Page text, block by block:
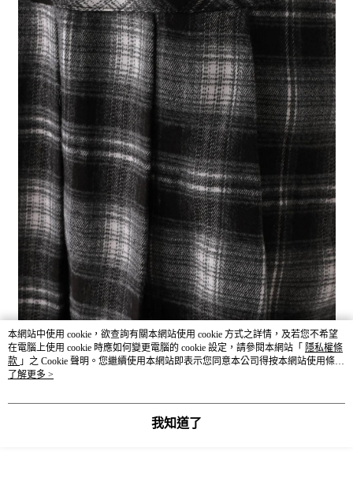
本網站中使用 cookie，欲查詢有關本網站使用 cookie 方式之詳情，及若您不希望
在電腦上使用 cookie 時應如何變更電腦的 cookie 設定，請參閱本網站「 隱私權條
款 」之 Cookie 聲明。您繼續使用本網站即表示您同意本公司得按本網站使用條款
之 Cookie 聲明使用 cookie。
了解更多 >
我知道了